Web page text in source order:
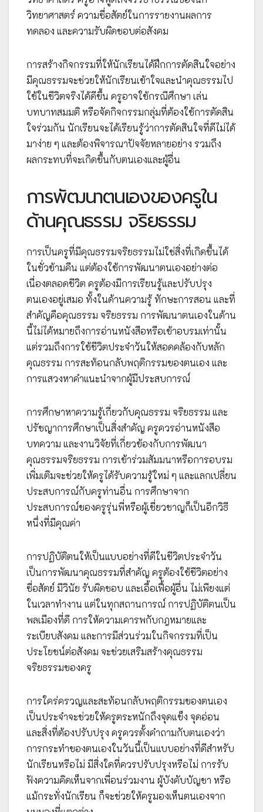
วิทยาศาสตร์ ความซื่อสัตย์ในการรายงานผลการ
ทดลอง และความรับผิดชอบต่อสังคม
การสร้างกิจกรรมที่ให้นักเรียนได้ฝึกการตัดสินใจอย่าง
มีคุณธรรมจะช่วยให้นักเรียนเข้าใจและนำคุณธรรมไป
ใช้ในชีวิตจริงได้ดีขึ้น ครูอาจใช้กรณีศึกษา เล่น
บทบาทสมมติ หรือจัดกิจกรรมกลุ่มที่ต้องใช้การตัดสิน
ใจร่วมกัน นักเรียนจะได้เรียนรู้ว่าการตัดสินใจที่ดีไม่ได้
มาง่าย ๆ และต้องพิจารณาปัจจัยหลายอย่าง รวมถึง
ผลกระทบที่จะเกิดขึ้นกับตนเองและผู้อื่น
การพัฒนาตนเองของครูใน
ด้านคุณธรรม จริยธรรม
การเป็นครูที่มีคุณธรรมจริยธรรมไม่ใช่สิ่งที่เกิดขึ้นได้
ในชั่วข้ามคืน แต่ต้องใช้การพัฒนาตนเองอย่างต่อ
เนื่องตลอดชีวิต ครูต้องมีการเรียนรู้และปรับปรุง
ตนเองอยู่เสมอ ทั้งในด้านความรู้ ทักษะการสอน และที่
สำคัญคือคุณธรรม จริยธรรม การพัฒนาตนเองในด้าน
นี้ไม่ได้หมายถึงการอ่านหนังสือหรือเข้าอบรมเท่านั้น
แต่รวมถึงการใช้ชีวิตประจำวันให้สอดคล้องกับหลัก
คุณธรรม การสะท้อนกลับพฤติกรรมของตนเอง และ
การแสวงหาคำแนะนำจากผู้มีประสบการณ์
การศึกษาหาความรู้เกี่ยวกับคุณธรรม จริยธรรม และ
ปรัชญาการศึกษาเป็นสิ่งสำคัญ ครูควรอ่านหนังสือ
บทความ และงานวิจัยที่เกี่ยวข้องกับการพัฒนา
คุณธรรมจริยธรรม การเข้าร่วมสัมมนาหรือการอบรม
เพิ่มเติมจะช่วยให้ครูได้รับความรู้ใหม่ ๆ และแลกเปลี่ยน
ประสบการณ์กับครูท่านอื่น การศึกษาจาก
ประสบการณ์ของครูรุ่นพี่หรือผู้เชี่ยวชาญก็เป็นอีกวิธี
หนึ่งที่มีคุณค่า
การปฏิบัติตนให้เป็นแบบอย่างที่ดีในชีวิตประจำวัน
เป็นการพัฒนาคุณธรรมที่สำคัญ ครูต้องใช้ชีวิตอย่าง
ซื่อสัตย์ มีวินัย รับผิดชอบ และเอื้อเฟื้อผู้อื่น ไม่เพียงแต่
ในเวลาทำงาน แต่ในทุกสถานการณ์ การปฏิบัติตนเป็น
พลเมืองที่ดี การให้ความเคารพกับกฎหมายและ
ระเบียบสังคม และการมีส่วนร่วมในกิจกรรมที่เป็น
ประโยชน์ต่อสังคม จะช่วยเสริมสร้างคุณธรรม
จริยธรรมของครู
การใคร่ครวญและสะท้อนกลับพฤติกรรมของตนเอง
เป็นประจำจะช่วยให้ครูตระหนักถึงจุดแข็ง จุดอ่อน
และสิ่งที่ต้องปรับปรุง ครูควรตั้งคำถามกับตนเองว่า
การกระทำของตนเองในวันนี้เป็นแบบอย่างที่ดีสำหรับ
นักเรียนหรือไม่ มีสิ่งใดที่ควรปรับปรุงหรือไม่ การรับ
ฟังความคิดเห็นจากเพื่อนร่วมงาน ผู้บังคับบัญชา หรือ
แม้กระทั่งนักเรียน ก็จะช่วยให้ครูมองเห็นตนเองจาก